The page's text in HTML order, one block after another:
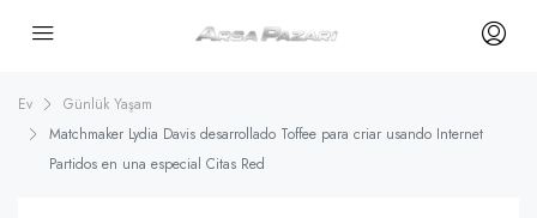
Ev
Günlük Yaşam
Matchmaker Lydia Davis desarrollado Toffee para criar usando Internet
Partidos en una especial Citas Red